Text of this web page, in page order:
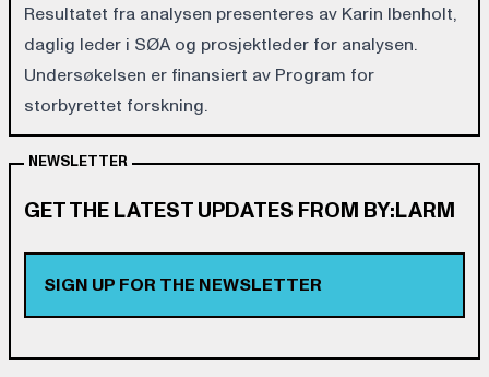
Resultatet fra analysen presenteres av Karin Ibenholt,
daglig leder i SØA og prosjektleder for analysen.
Undersøkelsen er finansiert av Program for
storbyrettet forskning.
NEWSLETTER
GET THE LATEST UPDATES FROM BY:LARM
SIGN UP FOR THE NEWSLETTER